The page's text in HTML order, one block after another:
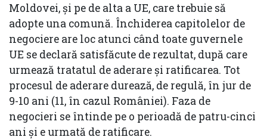
Moldovei, și pe de alta a UE, care trebuie să
adopte una comună. Închiderea capitolelor de
negociere are loc atunci când toate guvernele
UE se declară satisfăcute de rezultat, după care
urmează tratatul de aderare și ratificarea. Tot
procesul de aderare durează, de regulă, în jur de
9-10 ani (11, în cazul României). Faza de
negocieri se întinde pe o perioadă de patru-cinci
ani și e urmată de ratificare.